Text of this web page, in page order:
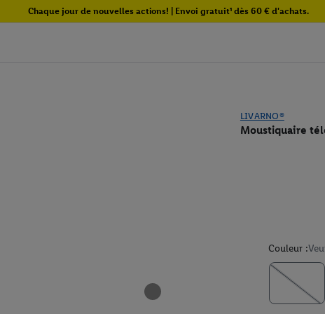
Chaque jour de nouvelles actions! | Envoi gratuit¹ dès 60 € d'achats.
LIVARNO®
Moustiquaire
Couleur :